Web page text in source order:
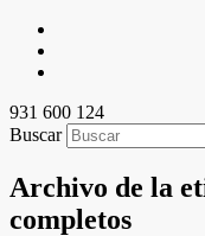
931 600 124
Buscar
Archivo de la
completos